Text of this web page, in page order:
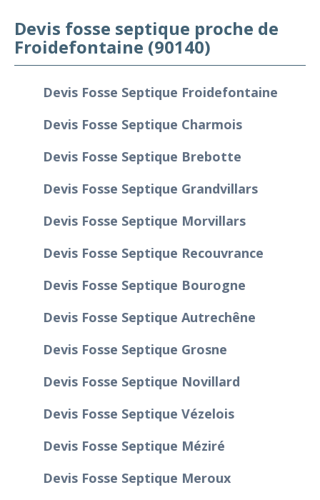
Devis fosse septique proche de
Froidefontaine (90140)
Devis Fosse Septique Froidefontaine
Devis Fosse Septique Charmois
Devis Fosse Septique Brebotte
Devis Fosse Septique Grandvillars
Devis Fosse Septique Morvillars
Devis Fosse Septique Recouvrance
Devis Fosse Septique Bourogne
Devis Fosse Septique Autrechêne
Devis Fosse Septique Grosne
Devis Fosse Septique Novillard
Devis Fosse Septique Vézelois
Devis Fosse Septique Méziré
Devis Fosse Septique Meroux